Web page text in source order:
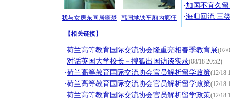
我与女房东同居噩梦 韩国地铁车厢内疯狂
· 加国不宜久
·海归回流 三
【相关链接】
·荷兰高等教育国际交流协会隆重亮相春季教育展(02/
·对话英国大学校长－搜狐出国访谈实录(08/18 20:52)
·荷兰高等教育国际交流协会官员解析留学政策(12/18
·荷兰高等教育国际交流协会官员解析留学政策(12/18
·荷兰高等教育国际交流协会官员解析留学政策(12/18
[圣诞节]
你太多，